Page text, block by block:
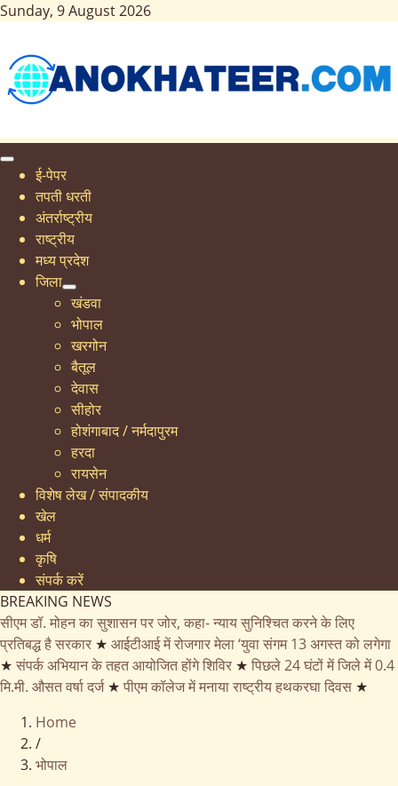
Sunday, 9 August 2026
ई-पेपर
तपती धरती
अंतर्राष्ट्रीय
राष्ट्रीय
मध्य प्रदेश
जिला
खंडवा
भोपाल
खरगोन
बैतूल
देवास
सीहोर
होशंगाबाद / नर्मदापुरम
हरदा
रायसेन
विशेष लेख / संपादकीय
खेल
धर्म
कृषि
संपर्क करें
BREAKING NEWS
सीएम डॉ. मोहन का सुशासन पर जोर, कहा- न्याय सुनिश्चित करने के लिए
प्रतिबद्ध है सरकार ★ आईटीआई में रोजगार मेला ‘युवा संगम 13 अगस्त को लगेगा
★ संपर्क अभियान के तहत आयोजित होंगे शिविर ★ पिछले 24 घंटों में जिले में 0.4
मि.मी. औसत वर्षा दर्ज ★ पीएम कॉलेज में मनाया राष्ट्रीय हथकरघा दिवस ★
Home
/
भोपाल